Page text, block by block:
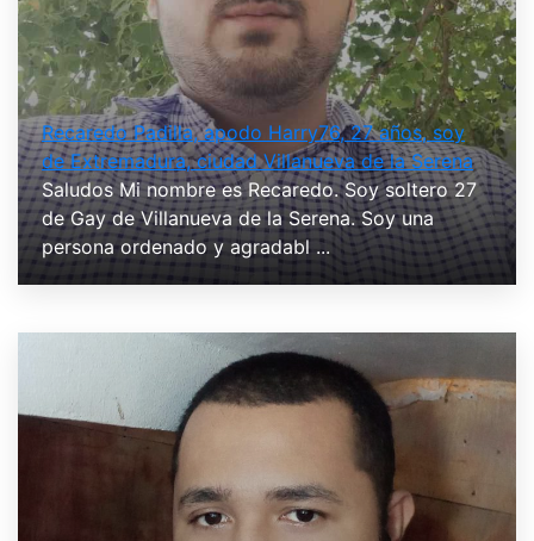
Recaredo Padilla, apodo Harry76, 27 años, soy
de Extremadura, ciudad Villanueva de la Serena
Saludos Mi nombre es Recaredo. Soy soltero 27
de Gay de Villanueva de la Serena. Soy una
persona ordenado y agradabl ...